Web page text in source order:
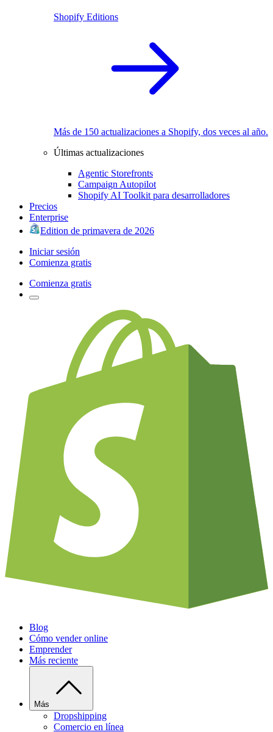
Shopify Editions
Más de 150 actualizaciones a Shopify, dos veces al año.
Últimas actualizaciones
Agentic Storefronts
Campaign Autopilot
Shopify AI Toolkit para desarrolladores
Precios
Enterprise
Edition de primavera de 2026
Iniciar sesión
Comienza gratis
Comienza gratis
Blog
Cómo vender online
Emprender
Más reciente
Más
Dropshipping
Comercio en línea